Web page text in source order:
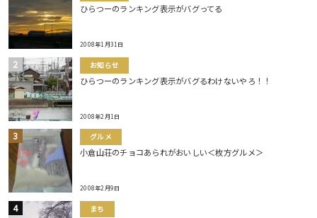
ひらつーのランキング表示がバグってる
2008年1月31日
お知らせ
ひらつーのランキング表示がバグるわけないやろ！！
2008年2月1日
グルメ
小倉山荘のチョコあられがおいしい＜枚方グルメ＞
2008年2月9日
まち